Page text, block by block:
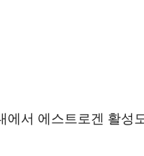
서 에스트로겐 활성